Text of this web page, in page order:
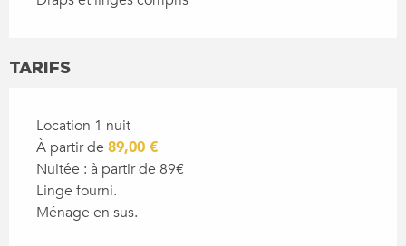
TARIFS
Location 1 nuit
À partir de 89,00 €
Nuitée : à partir de 89€
Linge fourni.
Ménage en sus.